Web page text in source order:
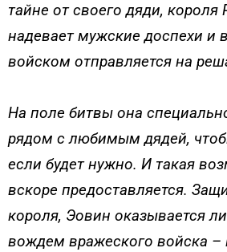
тайне от своего дяди, короля
надевает мужские доспехи и
войском отправляется на
На поле битвы она
рядом с любимым дядей,
если будет нужно. И такая
вскоре предоставляется.
короля, Эовин оказывается
вождем вражеского войска